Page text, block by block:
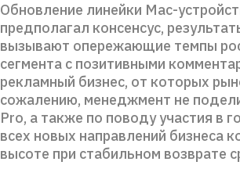
Обновление линейки Mac-
предполагал консенсус,
вызывают опережающие темпы
сегмента с позитивными
рекламный бизнес, от которых
сожалению, менеджмент не
Pro, а также по поводу участия в
всех новых направлений бизнеса
высоте при стабильном возврате